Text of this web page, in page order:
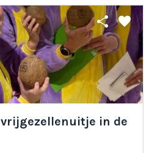
share favorite
in de